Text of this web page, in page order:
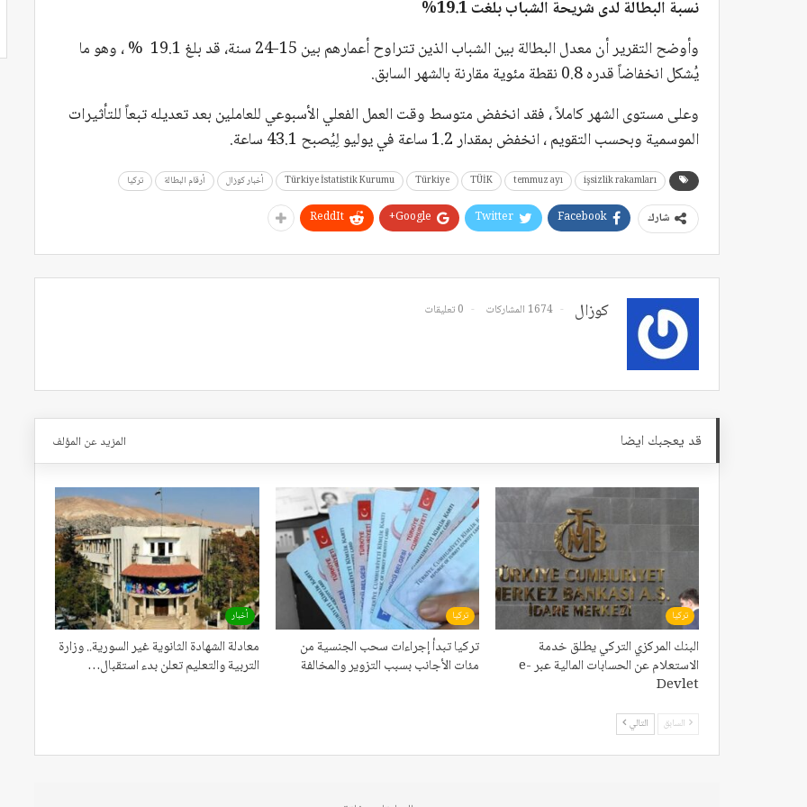
نسبة البطالة لدى شريحة الشباب بلغت 19.1%
وأوضح التقرير أن معدل البطالة بين الشباب الذين تتراوح أعمارهم بين 15-24 سنة، قد بلغ 19.1 % ، وهو ما
يُشكل انخفاضاً قدره 0.8 نقطة مئوية مقارنة بالشهر السابق.
وعلى مستوى الشهر كاملاً ، فقد انخفض متوسط وقت العمل الفعلي الأسبوعي للعاملين بعد تعديله تبعاً للتأثيرات
الموسمية وبحسب التقويم ، انخفض بمقدار 1.2 ساعة في يوليو لِيُصبح 43.1 ساعة.
işsizlik rakamları
temmuz ayı
TÜİK
Türkiye
Türkiye İstatistik Kurumu أخبار كوزال أرقام البطالة تركيا
شارك Facebook
Twitter
Google+
ReddIt
كوزال 1674 المشاركات 0 تعليقات
قد يعجبك ايضا المزيد عن المؤلف
تركيا
البنك المركزي التركي يطلق خدمة
الاستعلام عن الحسابات المالية عبر e-
Devlet
تركيا
تركيا تبدأ إجراءات سحب الجنسية من
مئات الأجانب بسبب التزوير والمخالفة
أخبار
معادلة الشهادة الثانوية غير السورية.. وزارة
التربية والتعليم تعلن بدء استقبال…
السابق التالي